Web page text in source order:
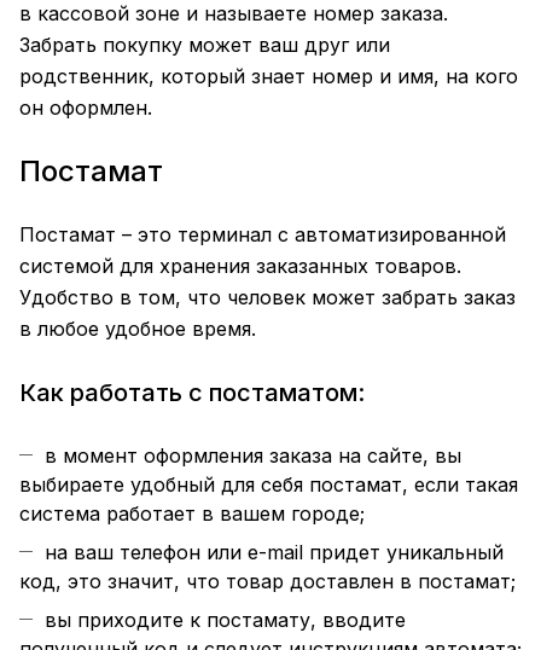
в кассовой зоне и называете номер заказа.
Забрать покупку может ваш друг или
родственник, который знает номер и имя, на кого
он оформлен.
Постамат
Постамат – это терминал с автоматизированной
системой для хранения заказанных товаров.
Удобство в том, что человек может забрать заказ
в любое удобное время.
Как работать с постаматом:
в момент оформления заказа на сайте, вы
выбираете удобный для себя постамат, если такая
система работает в вашем городе;
на ваш телефон или e-mail придет уникальный
код, это значит, что товар доставлен в постамат;
вы приходите к постамату, вводите